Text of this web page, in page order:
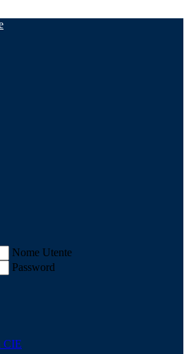
Nome Utente
Password
CIE